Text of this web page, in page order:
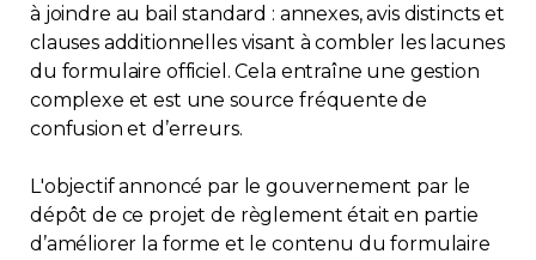
Zone Membres
Français
Adhésion
à joindre au bail standard : annexes, avis distincts et
clauses additionnelles visant à combler les lacunes
du formulaire officiel. Cela entraîne une gestion
complexe et est une source fréquente de
confusion et d’erreurs.
L'objectif annoncé par le gouvernement par le
dépôt de ce projet de règlement était en partie
d’améliorer la forme et le contenu du formulaire